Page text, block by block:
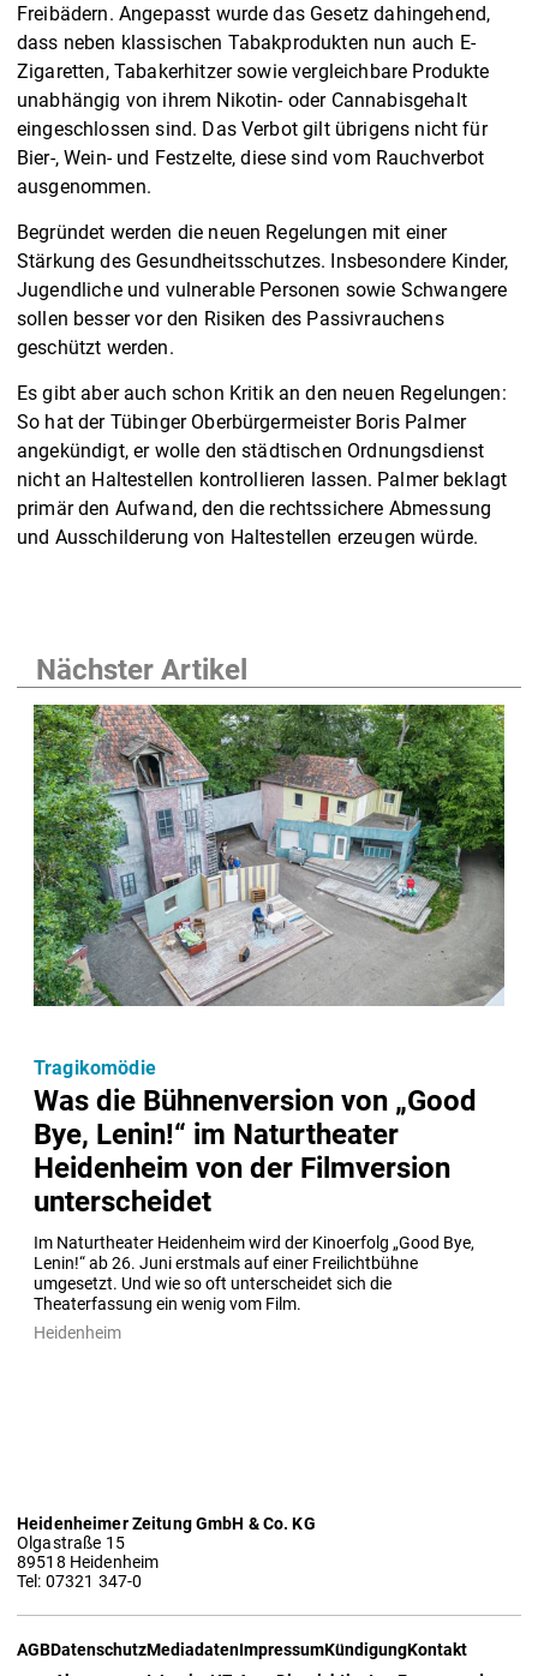
Freibädern. Angepasst wurde das Gesetz dahingehend,
dass neben klassischen Tabakprodukten nun auch E-
Zigaretten, Tabakerhitzer sowie vergleichbare Produkte
unabhängig von ihrem Nikotin- oder Cannabisgehalt
eingeschlossen sind. Das Verbot gilt übrigens nicht für
Bier-, Wein- und Festzelte, diese sind vom Rauchverbot
ausgenommen.
Begründet werden die neuen Regelungen mit einer
Stärkung des Gesundheitsschutzes. Insbesondere Kinder,
Jugendliche und vulnerable Personen sowie Schwangere
sollen besser vor den Risiken des Passivrauchens
geschützt werden.
Es gibt aber auch schon Kritik an den neuen Regelungen:
So hat der Tübinger Oberbürgermeister Boris Palmer
angekündigt, er wolle den städtischen Ordnungsdienst
nicht an Haltestellen kontrollieren lassen. Palmer beklagt
primär den Aufwand, den die rechtssichere Abmessung
und Ausschilderung von Haltestellen erzeugen würde.
Nächster Artikel
Was die Bühnenversion von „Good
Bye, Lenin!“ im Naturtheater
Heidenheim von der Filmversion
unterscheidet
Im Naturtheater Heidenheim wird der Kinoerfolg „Good Bye,
Lenin!“ ab 26. Juni erstmals auf einer Freilichtbühne
umgesetzt. Und wie so oft unterscheidet sich die
Theaterfassung ein wenig vom Film.
Tragikomödie
Heidenheim
Heidenheimer Zeitung GmbH & Co. KG
Olgastraße 15
89518 Heidenheim
Tel: 07321 347-0
AGBDatenschutzMediadatenImpressumKündigungKontakt